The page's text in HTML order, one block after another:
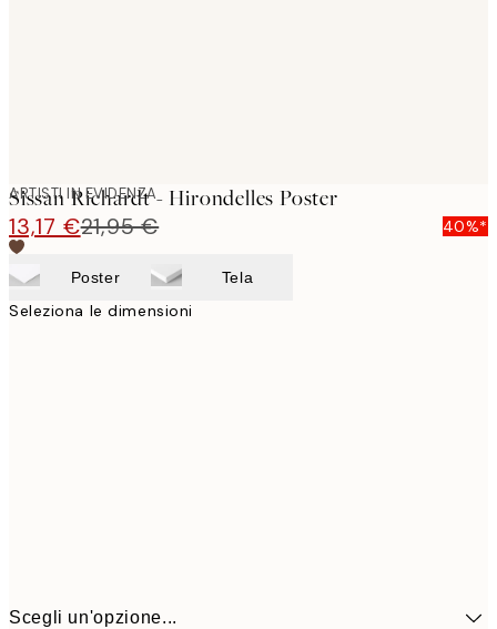
ARTISTI IN EVIDENZA
Sissan Richardt - Hirondelles Poster
13,17 €21,95 € 40%*
Poster Tela
Seleziona le dimensioni
Scegli un'opzione...